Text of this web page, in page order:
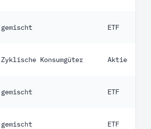
gemischt ETF
Zyklische Konsumgüter Aktie
gemischt ETF
gemischt ETF